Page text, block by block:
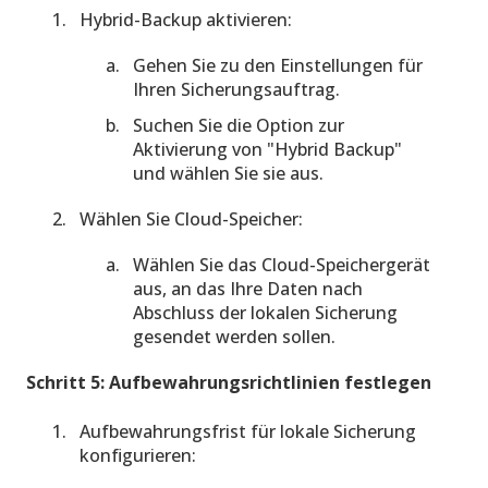
Hybrid-Backup aktivieren:
Gehen Sie zu den Einstellungen für
Ihren Sicherungsauftrag.
Suchen Sie die Option zur
Aktivierung von "Hybrid Backup"
und wählen Sie sie aus.
Wählen Sie Cloud-Speicher:
Wählen Sie das Cloud-Speichergerät
aus, an das Ihre Daten nach
Abschluss der lokalen Sicherung
gesendet werden sollen.
Schritt 5: Aufbewahrungsrichtlinien festlegen
Aufbewahrungsfrist für lokale Sicherung
konfigurieren: